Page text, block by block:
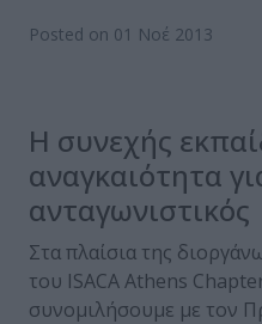
Posted on 01 Νοέ 2013
Η συνεχής
αναγκαιότητα
ανταγωνιστικός
Στα πλαίσια της
του ISACA Athens
συνομιλήσουμε με τον